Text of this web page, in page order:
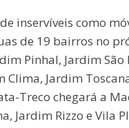
inservíveis como
de 19 bairros no
Pinhal, Jardim
Clima, Jardim
Treco chegará a
Jardim Rizzo e Vila